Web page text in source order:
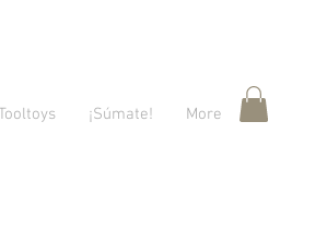
¡Súmate! More